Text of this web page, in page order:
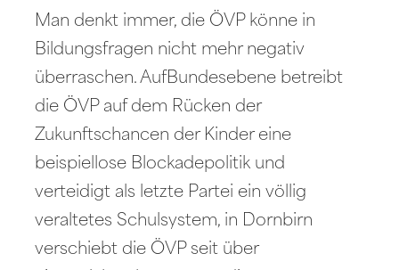
Man denkt immer, die ÖVP könne in
Bildungsfragen nicht mehr negativ
überraschen. AufBundesebene betreibt
die ÖVP auf dem Rücken der
Zukunftschancen der Kinder eine
beispiellose Blockadepolitik und
verteidigt als letzte Partei ein völlig
veraltetes Schulsystem, in Dornbirn
verschiebt die ÖVP seit über